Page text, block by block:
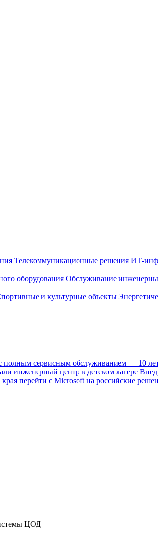
Телекоммуникационные решения ИТ-
оборудования Обслуживание
и культурные объекты
полным сервисным обслуживанием — 10 лет
инженерный центр в детском лагере
перейти с Microsoft на российские
ЦОД